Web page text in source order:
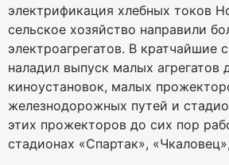
электрификация хлебных токов
сельское хозяйство направили
электроагрегатов. В кратчайшие
наладил выпуск малых агрегатов
киноустановок, малых
железнодорожных путей и
этих прожекторов до сих пор
стадионах «Спартак»,